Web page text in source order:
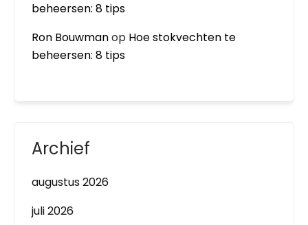
beheersen: 8 tips
Ron Bouwmanop Hoe stokvechten te
beheersen: 8 tips
Archief
augustus 2026
juli 2026